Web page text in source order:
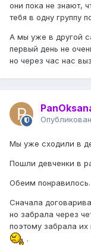
они пока не знают,
тебя в одну группу
А мы уже в другой
первый день не
но через час нас
Мы уже сходили в
Пошли девченки в
Обеим понравилось.
Сначала
но забрала через
поэтому забрала
.